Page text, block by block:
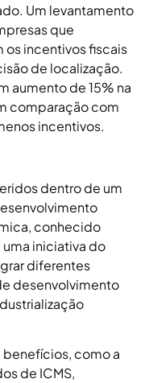
Um levantamento
que
os incentivos fiscais
de localização.
aumento de 15% na
comparação com
incentivos.
dentro de um
conhecido
iniciativa do
diferentes
desenvolvimento
benefícios, como a
de ICMS,